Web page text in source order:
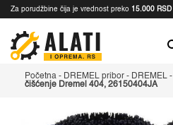
Za porudžbine čija je vrednost preko 15.000 RSD
Početna - DREMEL pribor - DREMEL -
čišćenje Dremel 404, 26150404JA